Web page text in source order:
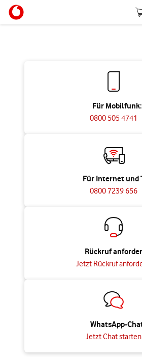
Für Mobilfunk:
0800 505 4741
Für Internet und
0800 7239 656
Rückruf
Jetzt Rückruf
WhatsApp-
Jetzt Chat starten